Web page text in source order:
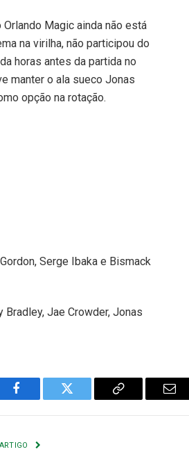
Magic ainda não está
na virilha, não participou do
horas antes da partida no
manter o ala sueco Jonas
opção na rotação.
Serge Ibaka e Bismack
Bradley, Jae Crowder, Jonas
Facebook Twitter
Copiar
E-